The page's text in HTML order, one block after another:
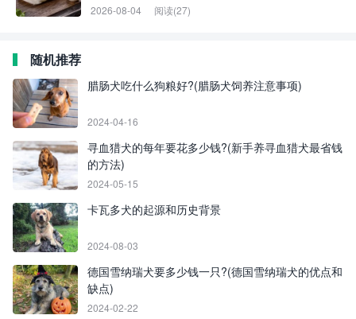
2026-08-04 阅读(27)
随机推荐
腊肠犬吃什么狗粮好?(腊肠犬饲养注意事项)
2024-04-16
寻血猎犬的每年要花多少钱?(新手养寻血猎犬最省钱
的方法)
2024-05-15
卡瓦多犬的起源和历史背景
2024-08-03
德国雪纳瑞犬要多少钱一只?(德国雪纳瑞犬的优点和
缺点)
2024-02-22